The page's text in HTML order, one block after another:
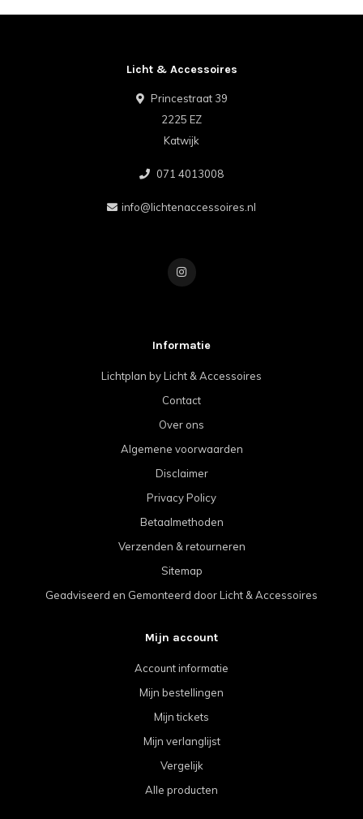
Licht & Accessoires
Princestraat 39
2225 EZ
Katwijk
071 4013008
info@lichtenaccessoires.nl
Informatie
Lichtplan by Licht & Accessoires
Contact
Over ons
Algemene voorwaarden
Disclaimer
Privacy Policy
Betaalmethoden
Verzenden & retourneren
Sitemap
Geadviseerd en Gemonteerd door Licht & Accessoires
Mijn account
Account informatie
Mijn bestellingen
Mijn tickets
Mijn verlanglijst
Vergelijk
Alle producten